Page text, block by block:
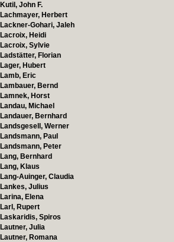
Kutil, John F.
Lachmayer, Herbert
Lackner-Gohari, Jaleh
Lacroix, Heidi
Lacroix, Sylvie
Ladstätter, Florian
Lager, Hubert
Lamb, Eric
Lambauer, Bernd
Lamnek, Horst
Landau, Michael
Landauer, Bernhard
Landsgesell, Werner
Landsmann, Paul
Landsmann, Peter
Lang, Bernhard
Lang, Klaus
Lang-Auinger, Claudia
Lankes, Julius
Larina, Elena
Larl, Rupert
Laskaridis, Spiros
Lautner, Julia
Lautner, Romana